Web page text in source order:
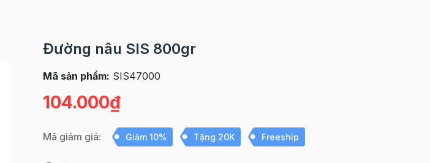
Đường nâu SIS 800gr
Mã sản phẩm: SIS47000
104.000₫
Mã giảm giá: Giảm 10% Tặng 20K Freeship